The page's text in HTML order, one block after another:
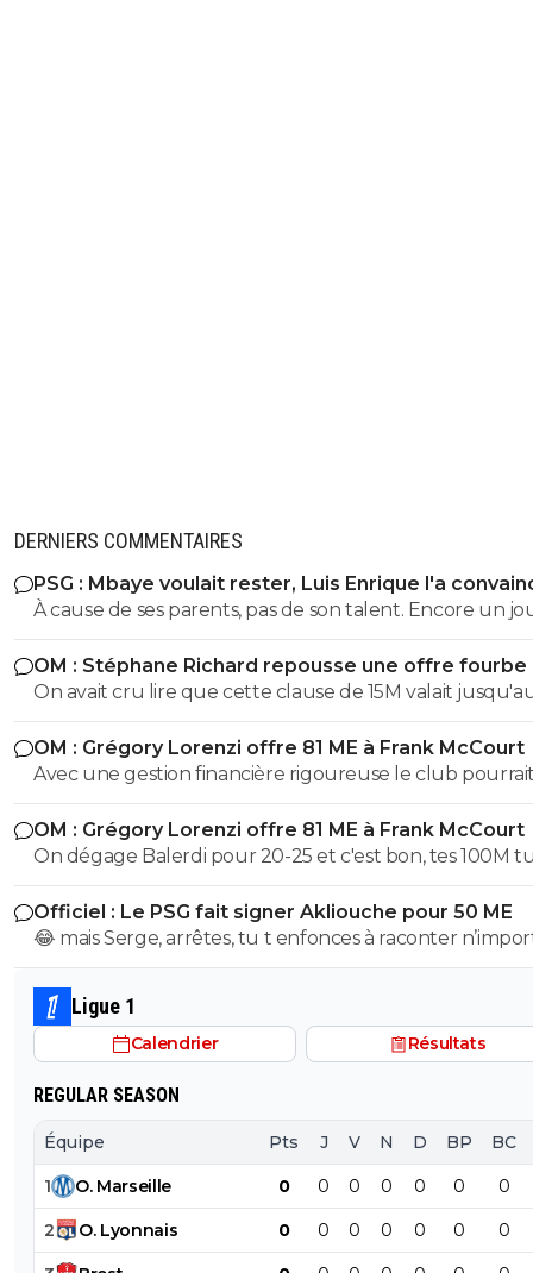
DERNIERS COMMENTAIRES
PSG : Mbaye voulait rester, Luis Enrique l'a
À cause de ses parents, pas de son talent. Encore un
avec entourage nocif.
OM : Stéphane Richard repousse une offre fourbe
Aguerd
On avait cru lire que cette clause de 15M valait
juillet. ?
OM : Grégory Lorenzi offre 81 ME à Frank McCourt
Avec une gestion financière rigoureuse le club
envisager une capitalisation supérieure au 1,2 milliards
comme base de négociation avec l’Arabie Saoudite!
OM : Grégory Lorenzi offre 81 ME à Frank McCourt
On dégage Balerdi pour 20-25 et c'est bon, tes 100M tu les
as. Faut quand-même virer kondogbia avec sa charrette et
ses 500K mensuels, ça ne sera pas une perte.. Du coup, on
pourra garder Aguerd, Hojberg weah, Emerson, Paixao et
Gouiri, ce qui fait 1 joueur expérimenté par poste. Si Lorenzi
nous fait un recrutement malin , on pourrait faire une
potable.
Officiel : Le PSG fait signer Akliouche pour 50 ME
😂 mais Serge, arrêtes, tu t enfonces à raconter
quoi, tu supposes de la merde, ça fait un peu plus de 2
que Paris suit akliouche et c est pour ça qu il ne
Paris après Monaco. Paris le prend cet été car il était
trop cher l été dernier, qu une place s est libérée avec
avec des stats de plus de 20 passes et plus de 10 buts
matchs, sans parler de sa dernière campagne de ldc
plutôt très bien joué.
Ligue 1
Calendrier Résultats
REGULAR SEASON
Équipe Pts J V N D BP BC
1 O. Marseille 0 0 0 0 0 0 0
2 O. Lyonnais 0 0 0 0 0 0 0